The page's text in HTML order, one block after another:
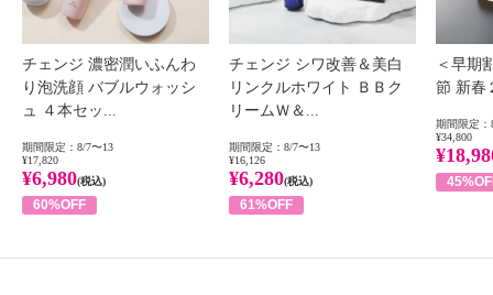
チェンジ 濃密潤いふんわ
り泡洗顔 バブルウォッシ
ュ ４本セッ...
期間限定：8/7〜13
¥17,820
¥6,980(税込)
60%OFF
チェンジ シワ改善＆美白
リンクルホワイト ＢＢク
リームＷ＆...
期間限定：8/7〜13
¥16,126
¥6,280(税込)
61%OFF
＜早期
節 新春
期間限定：
¥34,800